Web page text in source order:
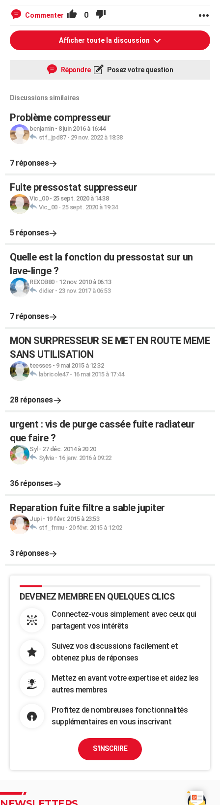
Commenter 0
Afficher toute la discussion
Répondre Posez votre question
Discussions similaires
Problème compresseur
benjamin- 8 juin 2016 à 16:44
stf_jpd87- 29 nov. 2022 à 18:38
7 réponses
Fuite pressostat suppresseur
Vic_00- 25 sept. 2020 à 14:38
Vic_00- 25 sept. 2020 à 19:34
5 réponses
Quelle est la fonction du pressostat sur un
lave-linge ?
REXOB80- 12 nov. 2010 à 06:13
didier- 23 nov. 2017 à 06:53
7 réponses
MON SURPRESSEUR SE MET EN ROUTE MEME
SANS UTILISATION
teesses- 9 mai 2015 à 12:32
labricole47- 16 mai 2015 à 17:44
28 réponses
urgent : vis de purge cassée fuite radiateur
que faire ?
Syl - 27 déc. 2014 à 20:20
Sylvia- 16 janv. 2016 à 09:22
36 réponses
Reparation fuite filtre a sable jupiter
Jupi- 19 févr. 2015 à 23:53
stf_frmu- 20 févr. 2015 à 12:02
3 réponses
DEVENEZ MEMBRE EN QUELQUES CLICS
Connectez-vous simplement avec ceux qui
partagent vos intérêts
Suivez vos discussions facilement et
obtenez plus de réponses
Mettez en avant votre expertise et aidez les
autres membres
Profitez de nombreuses fonctionnalités
supplémentaires en vous inscrivant
S'INSCRIRE